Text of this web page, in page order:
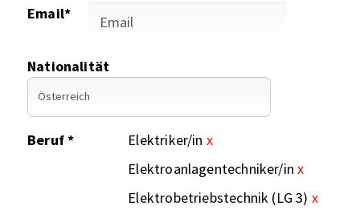
Email*
Nationalität
Beruf * Elektriker/in x
Elektroanlagentechniker/in x
Elektrobetriebstechnik (LG 3) x